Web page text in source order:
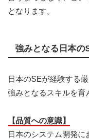
となります。
強みとなる日本の
日本のSEが経験する
強みとなるスキルを育
【品質への意識】
日本のシステム開発に